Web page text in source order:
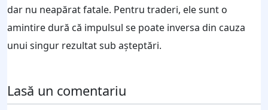
dar nu neapărat fatale. Pentru traderi, ele sunt o
amintire dură că impulsul se poate inversa din cauza
unui singur rezultat sub așteptări.
Lasă un comentariu